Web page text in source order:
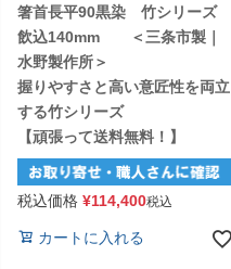
箸首長平90黒染 竹シリーズ
飲込140mm ＜三条市製｜
水野製作所＞
握りやすさと高い意匠性を両立
する竹シリーズ
【頑張って送料無料！】
税込価格 ¥114,400税込
カートに入れる